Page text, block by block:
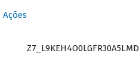
Ações